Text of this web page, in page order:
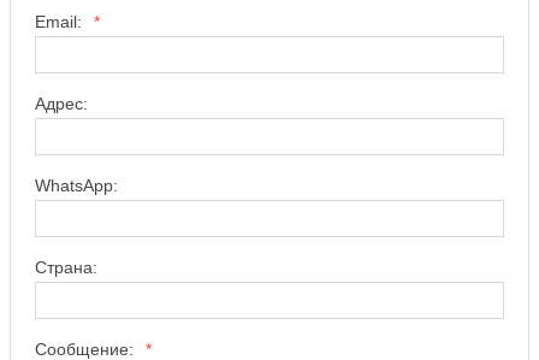
Email: *
Адрес:
WhatsApp:
Страна:
Сообщение: *